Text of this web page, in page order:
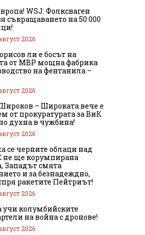
WSJ: Фолксваген
съкращаването на 50 000
2026
ли е босът на
от МВР мощна фабрика
на фентанила –
2026
– Широката вече е
от прокуратурата за ВиК
духна в чужбина!
2026
се черните облаци над
не ще корумпирана
Западът смята
и за безнадеждно,
ракетите Пейтриът!
2026
учи колумбийските
на война с дронове!
2026